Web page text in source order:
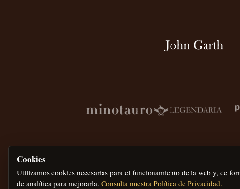
Cookies
Utilizamos cookies necesarias para el funcionamiento de la web y, de
de analítica para mejorarla. Consulta nuestra Política de Privacidad.